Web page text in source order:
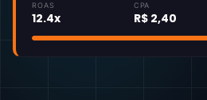
ROAS
12.4x
CPA
R$ 2,40